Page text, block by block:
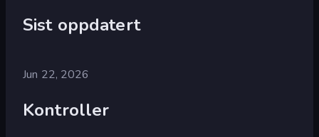
Sist oppdatert
Jun 22, 2026
Kontroller